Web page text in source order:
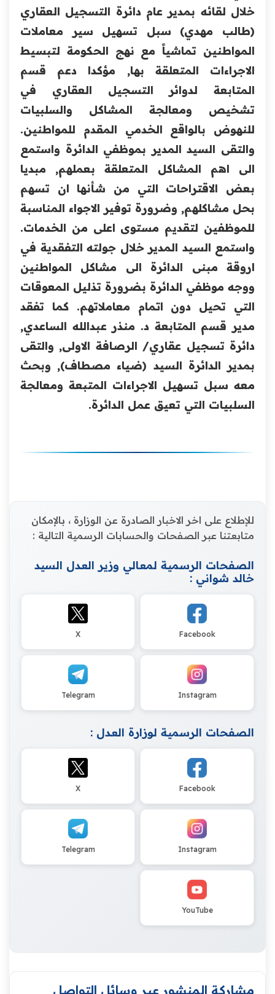
خلال لقائه بمدير عام دائرة التسجيل العقاري
(طالب مهدي) سبل تسهيل سير معاملات
المواطنين تماشياً مع نهج الحكومة لتبسيط
الاجراءات المتعلقة بها, مؤكدا دعم قسم
المتابعة لدوائر التسجيل العقاري في
تشخيص ومعالجة المشاكل والسلبيات
للنهوض بالواقع الخدمي المقدم للمواطنين.
والتقى السيد المدير بموظفي الدائرة واستمع
الى اهم المشاكل المتعلقة بعملهم, مبديا
بعض الاقتراحات التي من شأنها ان تسهم
بحل مشاكلهم, وضرورة توفير الاجواء المناسبة
للموظفين لتقديم مستوى اعلى من الخدمات.
واستمع السيد المدير خلال جولته التفقدية في
اروقة مبنى الدائرة الى مشاكل المواطنين
ووجه موظفي الدائرة بضرورة تذليل المعوقات
التي تحيل دون اتمام معاملاتهم. كما تفقد
مدير قسم المتابعة د. منذر عبدالله الساعدي,
دائرة تسجيل عقاري/ الرصافة الاولى, والتقى
بمدير الدائرة السيد (ضياء مصطاف), وبحث
معه سبل تسهيل الاجراءات المتبعة ومعالجة
السلبيات التي تعيق عمل الدائرة.
للإطلاع على اخر الاخبار الصادرة عن الوزارة ، بالإمكان
متابعتنا عبر الصفحات والحسابات الرسمية التالية :
الصفحات الرسمية لمعالي وزير العدل السيد
خالد شواني :
Facebook
X
Instagram
Telegram
الصفحات الرسمية لوزارة العدل :
Facebook
X
Instagram
Telegram
YouTube
مشاركة المنشور عبر وسائل التواصل